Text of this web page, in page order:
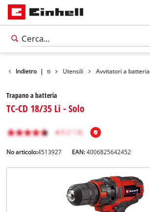
Indietro |
Prodotti Utensili Avvitatori a batteria
Trapano a batteria
TC-CD 18/35 Li - Solo
No articolo:4513927 EAN:4006825642452